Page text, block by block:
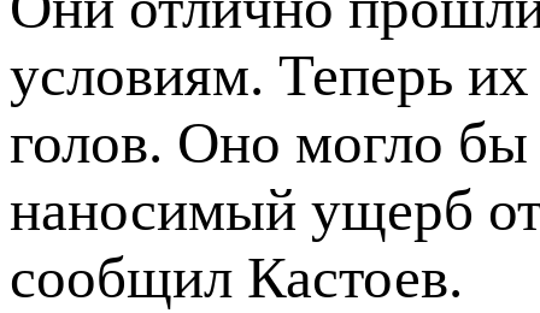
условиям. Теперь их
голов. Оно могло
наносимый ущерб
сообщил Кастоев.